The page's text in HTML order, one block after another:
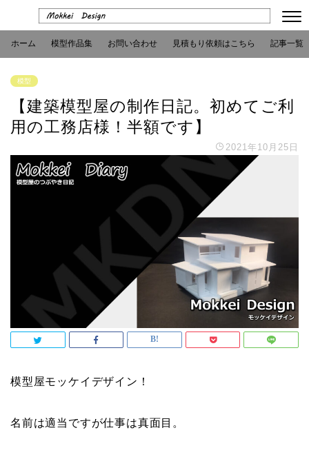
ホーム 模型作品集 お問い合わせ 見積もり依頼はこちら 記事一覧
模型
【建築模型屋の制作日記。初めてご利
用の工務店様！半額です】
2021年10月25日
模型屋モッケイデザイン！
名前は適当ですが仕事は真面目。